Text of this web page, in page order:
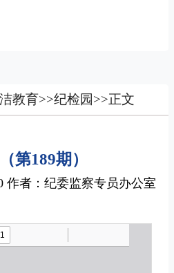
教育>>纪检园>>正文
第189期）
作者：纪委监察专员办公室